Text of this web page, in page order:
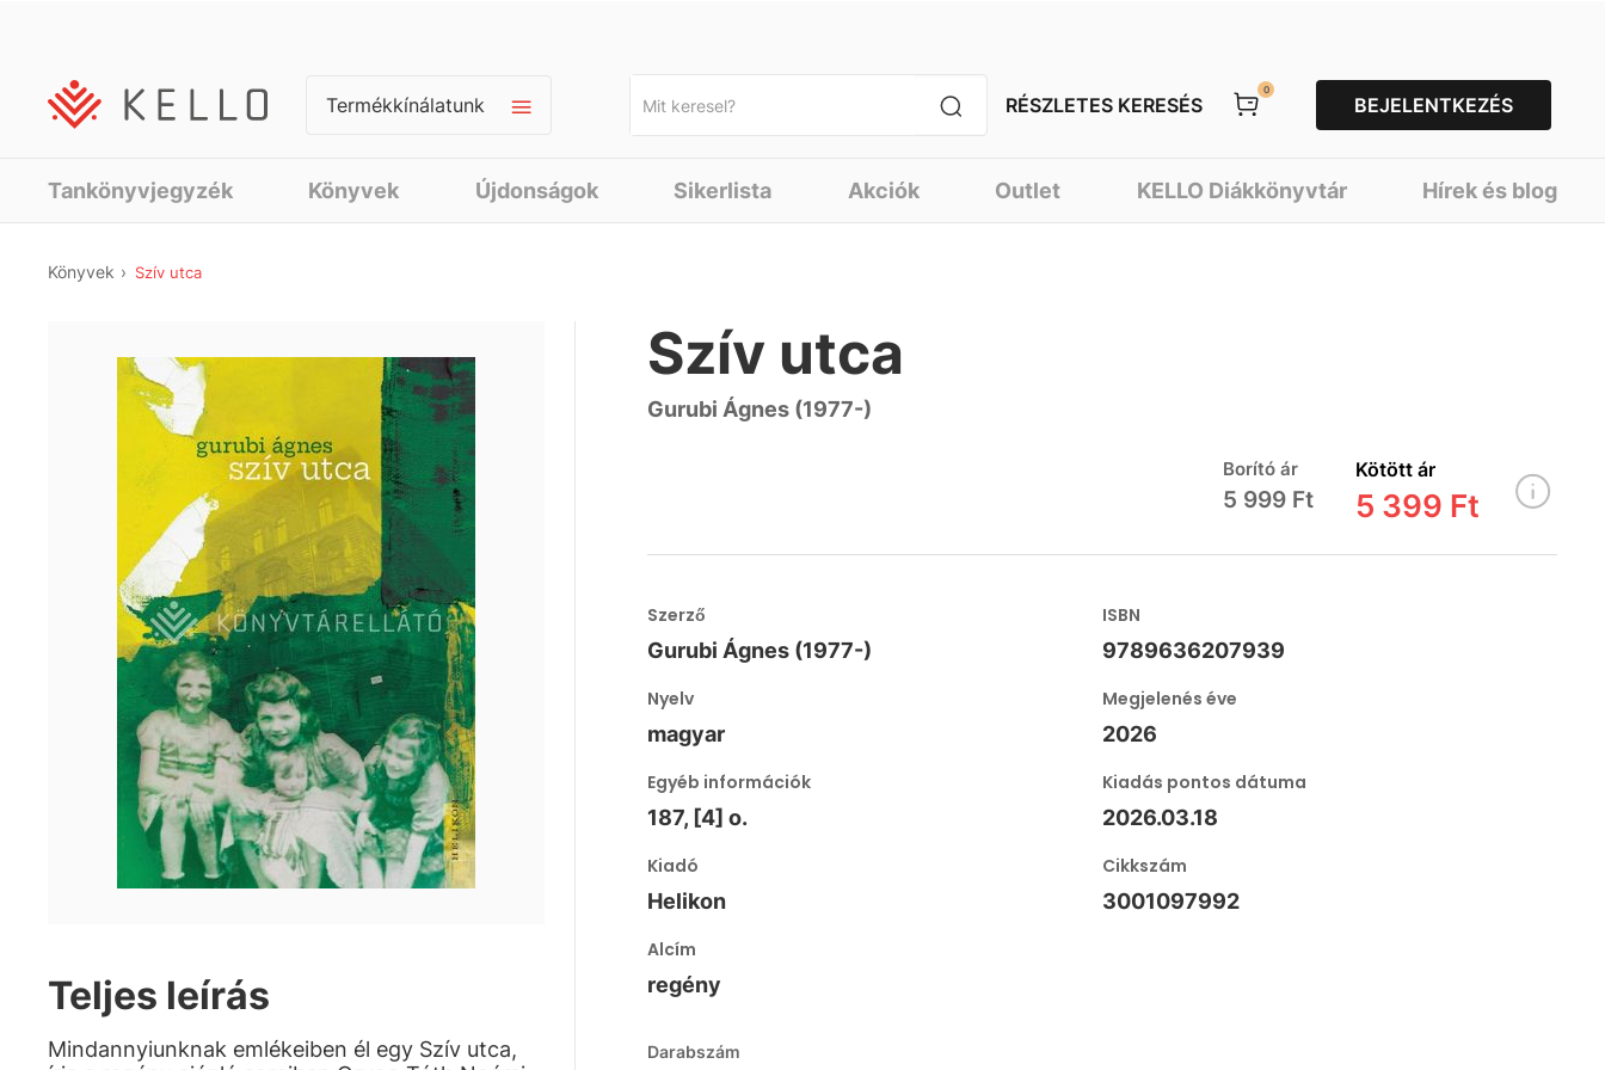
Termékkínálatunk RÉSZLETES KERESÉS
0
BEJELENTKEZÉS
Tankönyvjegyzék Könyvek Újdonságok Sikerlista Akciók Outlet KELLO Diákkönyvtár Hírek és blog
Könyvek Szív utca
Teljes leírás
Mindannyiunknak emlékeiben él egy Szív utca,
Szív utca
Gurubi Ágnes (1977-)
Borító ár
5 999 Ft
Kötött ár
5 399 Ft
Szerző
Gurubi Ágnes (1977-)
ISBN
9789636207939
Nyelv
magyar
Megjelenés éve
2026
Egyéb információk
187, [4] o.
Kiadás pontos dátuma
2026.03.18
Kiadó
Helikon
Cikkszám
3001097992
Alcím
regény
Darabszám